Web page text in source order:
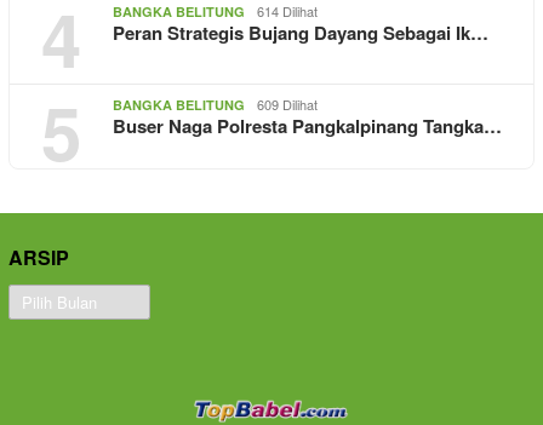
4 BANGKA BELITUNG 614 Dilihat
Peran Strategis Bujang Dayang Sebagai Ik…
5 BANGKA BELITUNG 609 Dilihat
Buser Naga Polresta Pangkalpinang Tangka…
ARSIP
Arsip